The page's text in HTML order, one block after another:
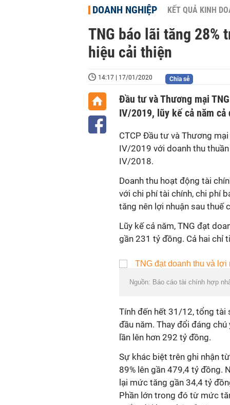
DOANH NGHIỆP KẾT QUẢ KINH
TNG báo lãi tăng 28%
hiệu cải thiện
14:17 | 17/01/2020 Chia sẻ
Đầu tư và Thương mại
IV/2019, lũy kế cả năm
CTCP Đầu tư và Thương
IV/2019 với doanh thu
IV/2018.
Doanh thu hoạt động tài
với chi phí tài chính, chi phí
tăng nên lợi nhuận sau thuế
Lũy kế cả năm, TNG đạt
gần 231 tỷ đồng. Cả hai chỉ
Nguồn: Báo cáo tài chính hợp
Tính đến hết 31/12, tổng tài
đầu năm. Thay đổi đáng
lần lên hơn 292 tỷ đồng.
Sự khác biệt trên ghi nhận
89% lên gần 479,4 tỷ đồng.
lại mức tăng gần 34,4 tỷ
Phần lớn trong đó từ mức